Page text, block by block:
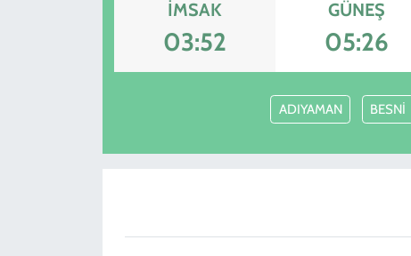
İMSAK
03:52
GÜNEŞ
05:26
ADIYAMAN BESNİ
YAZARLAR